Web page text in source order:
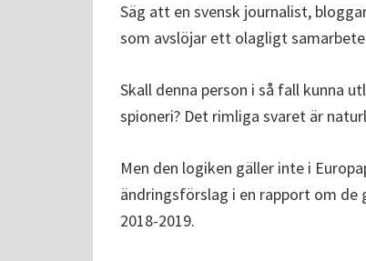
Säg att en svensk journalist,
som avslöjar ett olagligt samarbete
Skall denna person i så fall kunna
spioneri? Det rimliga svaret är
Men den logiken gäller inte i
ändringsförslag i en rapport om
2018-2019.